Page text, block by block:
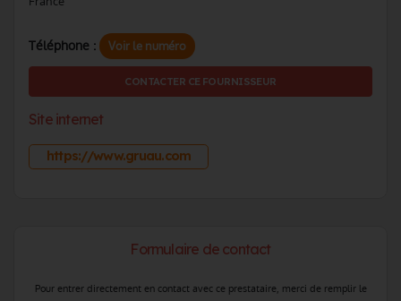
Téléphone : Voir le numéro
CONTACTER CE FOURNISSEUR
Site internet
https://www.gruau.com
Formulaire de contact
Pour entrer directement en contact avec ce prestataire, merci de remplir le